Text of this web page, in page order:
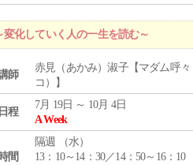
化していく人の一生を読む～
師
赤見（あかみ）淑子【マダム呼々
コ）】
日程
7月 19日 ～ 10月 4日
A Week
間
隔週 （水）
13：10～14：30／14：50～16：10